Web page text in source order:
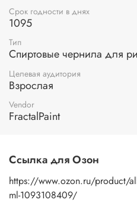
Срок годности в днях
1095
Тип
Спиртовые чернила для
Целевая аудитория
Взрослая
Vendor
FractalPaint
Ссылка для Озон
https://www.ozon.ru/product/
ml-1093108409/